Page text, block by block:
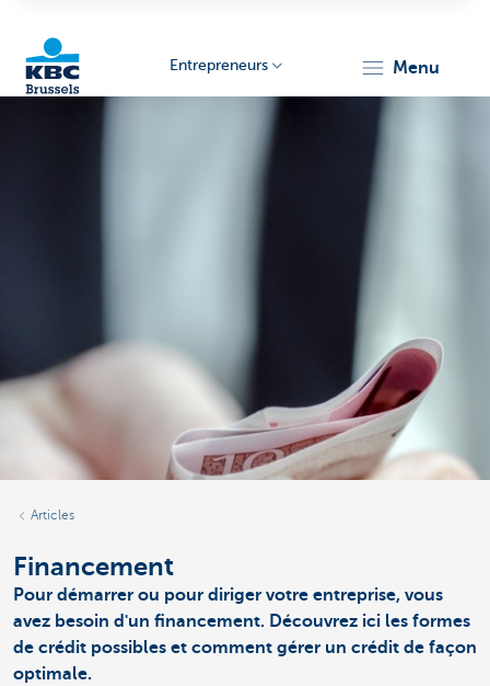
Entrepreneurs menu
Articles
Financement
Pour démarrer ou pour diriger votre entreprise, vous
avez besoin d'un financement. Découvrez ici les formes
de crédit possibles et comment gérer un crédit de façon
optimale.